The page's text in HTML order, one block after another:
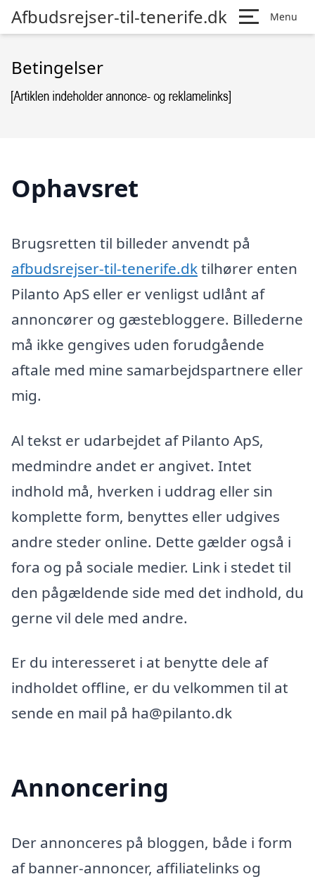
Afbudsrejser-til-tenerife.dk Menu
Betingelser
Ophavsret
Brugsretten til billeder anvendt på
afbudsrejser-til-tenerife.dktilhører enten
Pilanto ApS eller er venligst udlånt af
annoncører og gæstebloggere. Billederne
må ikke gengives uden forudgående
aftale med mine samarbejdspartnere eller
mig.
Al tekst er udarbejdet af Pilanto ApS,
medmindre andet er angivet. Intet
indhold må, hverken i uddrag eller sin
komplette form, benyttes eller udgives
andre steder online. Dette gælder også i
fora og på sociale medier. Link i stedet til
den pågældende side med det indhold, du
gerne vil dele med andre.
Er du interesseret i at benytte dele af
indholdet offline, er du velkommen til at
sende en mail på ha@pilanto.dk
Annoncering
Der annonceres på bloggen, både i form
af banner-annoncer, affiliatelinks og